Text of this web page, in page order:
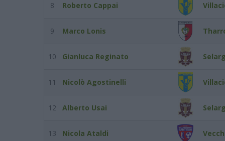
8 Roberto Cappai
9 Marco Lonis
10 Gianluca Reginato
11 Nicolò Agostinelli
12 Alberto Usai
13 Nicola Ataldi